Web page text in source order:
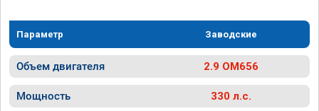
Параметр Заводские
Объем двигателя 2.9 OM656
Мощность 330 л.с.